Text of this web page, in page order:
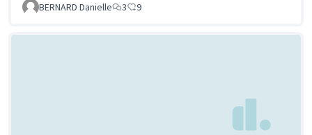
BERNARD Danielle 3 9